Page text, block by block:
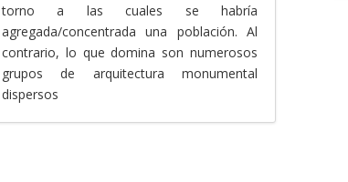
torno a las cuales se habría
agregada/concentrada una población. Al
contrario, lo que domina son numerosos
grupos de arquitectura monumental
dispersos